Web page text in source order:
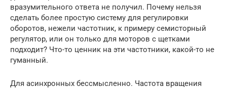
вразумительного ответа не получил. Почему нельзя
сделать более простую систему для регулировки
оборотов, нежели частотник, к примеру семисторный
регулятор, или он только для моторов с щетками
подходит? Что-то ценник на эти частотники, какой-то не
гуманный.
Для асинхронных бессмысленно. Частота вращения